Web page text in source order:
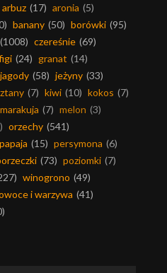
arbuz (17) aronia (5)
banany (50) borówki (95)
(1008) czereśnie (69)
(24) granat (14)
jagody (58) jeżyny (33)
(7) kiwi (10) kokos (7)
marakuja (7) melon (3)
orzechy (541)
papaja (15) persymona (6)
(73) poziomki (7)
winogrono (49)
i warzywa (41)